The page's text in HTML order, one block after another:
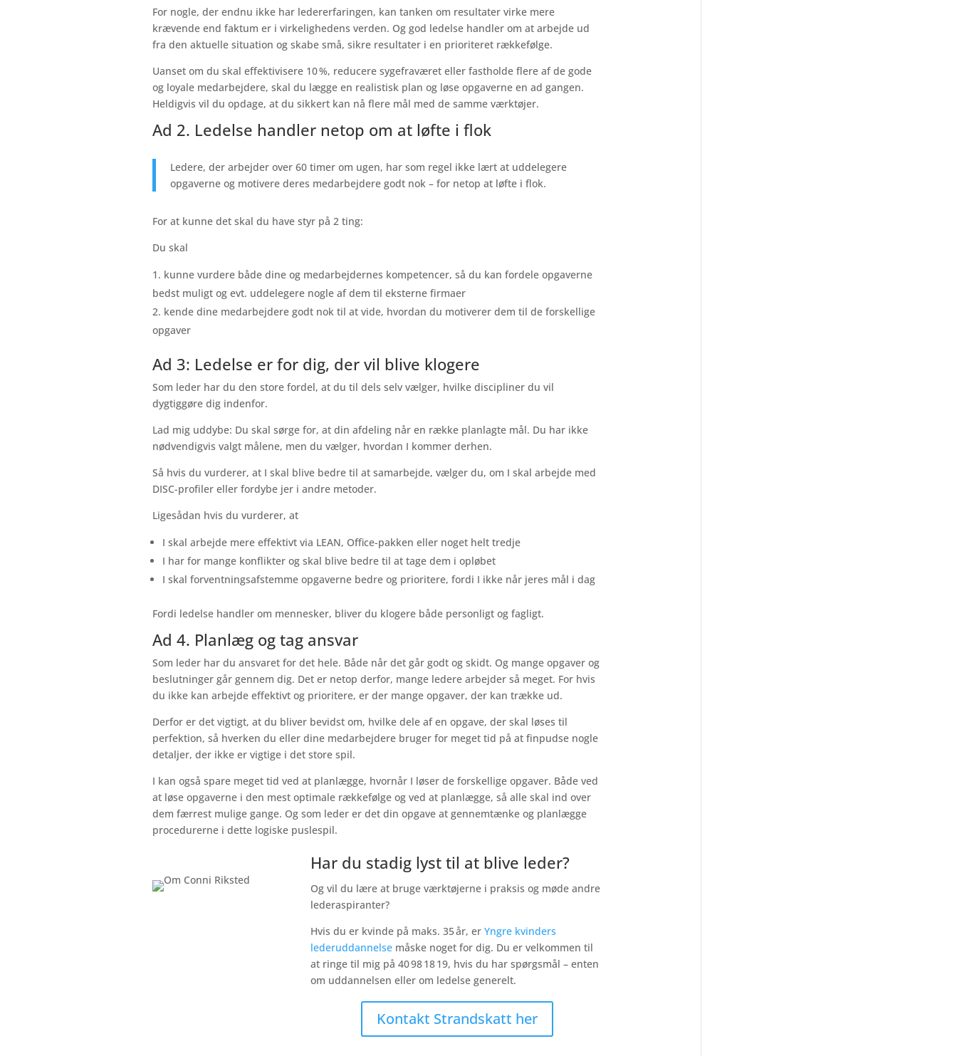
For nogle, der endnu ikke har ledererfaringen, kan tanken om resultater virke mere
krævende end faktum er i virkelighedens verden. Og god ledelse handler om at arbejde ud
fra den aktuelle situation og skabe små, sikre resultater i en prioriteret rækkefølge.
Uanset om du skal effektivisere 10 %, reducere sygefraværet eller fastholde flere af de gode
og loyale medarbejdere, skal du lægge en realistisk plan og løse opgaverne en ad gangen.
Heldigvis vil du opdage, at du sikkert kan nå flere mål med de samme værktøjer.
Ad 2. Ledelse handler netop om at løfte i flok
Ledere, der arbejder over 60 timer om ugen, har som regel ikke lært at uddelegere
opgaverne og motivere deres medarbejdere godt nok – for netop at løfte i flok.
For at kunne det skal du have styr på 2 ting:
Du skal
kunne vurdere både dine og medarbejdernes kompetencer, så du kan fordele opgaverne
bedst muligt og evt. uddelegere nogle af dem til eksterne firmaer
kende dine medarbejdere godt nok til at vide, hvordan du motiverer dem til de forskellige
opgaver
Ad 3: Ledelse er for dig, der vil blive klogere
Som leder har du den store fordel, at du til dels selv vælger, hvilke discipliner du vil
dygtiggøre dig indenfor.
Lad mig uddybe: Du skal sørge for, at din afdeling når en række planlagte mål. Du har ikke
nødvendigvis valgt målene, men du vælger, hvordan I kommer derhen.
Så hvis du vurderer, at I skal blive bedre til at samarbejde, vælger du, om I skal arbejde med
DISC-profiler eller fordybe jer i andre metoder.
Ligesådan hvis du vurderer, at
I skal arbejde mere effektivt via LEAN, Office-pakken eller noget helt tredje
I har for mange konflikter og skal blive bedre til at tage dem i opløbet
I skal forventningsafstemme opgaverne bedre og prioritere, fordi I ikke når jeres mål i dag
Fordi ledelse handler om mennesker, bliver du klogere både personligt og fagligt.
Ad 4. Planlæg og tag ansvar
Som leder har du ansvaret for det hele. Både når det går godt og skidt. Og mange opgaver og
beslutninger går gennem dig. Det er netop derfor, mange ledere arbejder så meget. For hvis
du ikke kan arbejde effektivt og prioritere, er der mange opgaver, der kan trække ud.
Derfor er det vigtigt, at du bliver bevidst om, hvilke dele af en opgave, der skal løses til
perfektion, så hverken du eller dine medarbejdere bruger for meget tid på at finpudse nogle
detaljer, der ikke er vigtige i det store spil.
I kan også spare meget tid ved at planlægge, hvornår I løser de forskellige opgaver. Både ved
at løse opgaverne i den mest optimale rækkefølge og ved at planlægge, så alle skal ind over
dem færrest mulige gange. Og som leder er det din opgave at gennemtænke og planlægge
procedurerne i dette logiske puslespil.
Har du stadig lyst til at blive leder?
Og vil du lære at bruge værktøjerne i praksis og møde andre
lederaspiranter?
Hvis du er kvinde på maks. 35 år, erYngre kvinders
lederuddannelse måske noget for dig. Du er velkommen til
at ringe til mig på 40 98 18 19, hvis du har spørgsmål – enten
om uddannelsen eller om ledelse generelt.
Kontakt Strandskatt her